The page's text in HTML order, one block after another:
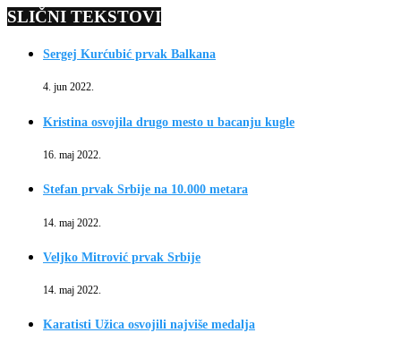
SLIČNI TEKSTOVI
Sergej Kurćubić prvak Balkana
4. jun 2022.
Kristina osvojila drugo mesto u bacanju kugle
16. maj 2022.
Stefan prvak Srbije na 10.000 metara
14. maj 2022.
Veljko Mitrović prvak Srbije
14. maj 2022.
Karatisti Užica osvojili najviše medalja